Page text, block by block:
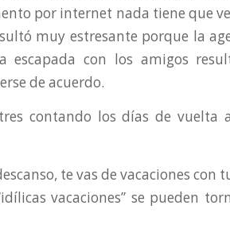
por internet nada tiene que
muy estresante porque la
escapada con los amigos
de acuerdo.
contando los días de vuelta
te vas de vacaciones con
vacaciones” se pueden